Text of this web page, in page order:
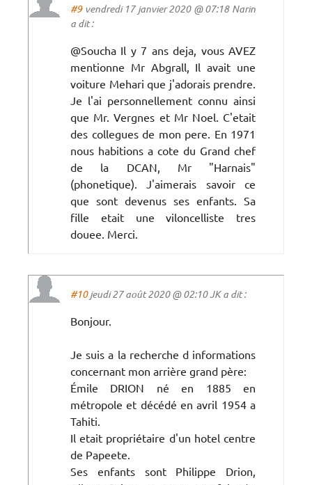
#9vendredi 17 janvier 2020 @ 07:18 Narin
a dit :
@Soucha Il y 7 ans deja, vous AVEZ
mentionne Mr Abgrall, Il avait une
voiture Mehari que j'adorais prendre.
Je l'ai personnellement connu ainsi
que Mr. Vergnes et Mr Noel. C'etait
des collegues de mon pere. En 1971
nous habitions a cote du Grand chef
de la DCAN, Mr "Harnais"
(phonetique). J'aimerais savoir ce
que sont devenus ses enfants. Sa
fille etait une viloncelliste tres
douee. Merci.
#10jeudi 27 août 2020 @ 02:10 JK a dit :
Bonjour.
Je suis a la recherche d informations
concernant mon arrière grand père:
Émile DRION né en 1885 en
métropole et décédé en avril 1954 a
Tahiti.
Il etait propriétaire d'un hotel centre
de Papeete.
Ses enfants sont Philippe Drion,